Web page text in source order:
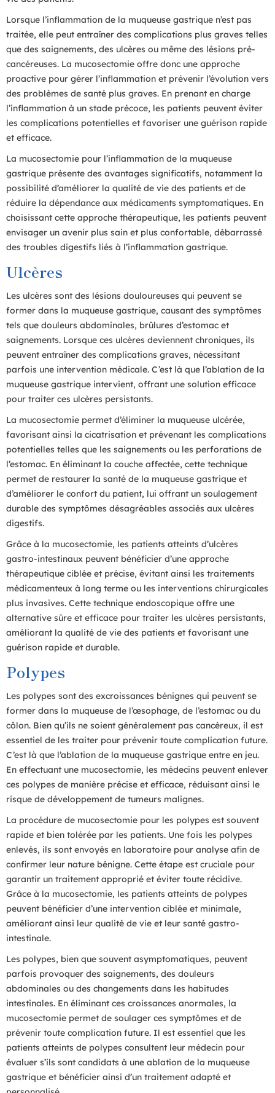
Lorsque l’inflammation de la muqueuse gastrique n’est pas
traitée, elle peut entraîner des complications plus graves telles
que des saignements, des ulcères ou même des lésions pré-
cancéreuses. La mucosectomie offre donc une approche
proactive pour gérer l’inflammation et prévenir l’évolution vers
des problèmes de santé plus graves. En prenant en charge
l’inflammation à un stade précoce, les patients peuvent éviter
les complications potentielles et favoriser une guérison rapide
et efficace.
La mucosectomie pour l’inflammation de la muqueuse
gastrique présente des avantages significatifs, notamment la
possibilité d’améliorer la qualité de vie des patients et de
réduire la dépendance aux médicaments symptomatiques. En
choisissant cette approche thérapeutique, les patients peuvent
envisager un avenir plus sain et plus confortable, débarrassé
des troubles digestifs liés à l’inflammation gastrique.
Ulcères
Les ulcères sont des lésions douloureuses qui peuvent se
former dans la muqueuse gastrique, causant des symptômes
tels que douleurs abdominales, brûlures d’estomac et
saignements. Lorsque ces ulcères deviennent chroniques, ils
peuvent entraîner des complications graves, nécessitant
parfois une intervention médicale. C’est là que l’ablation de la
muqueuse gastrique intervient, offrant une solution efficace
pour traiter ces ulcères persistants.
La mucosectomie permet d’éliminer la muqueuse ulcérée,
favorisant ainsi la cicatrisation et prévenant les complications
potentielles telles que les saignements ou les perforations de
l’estomac. En éliminant la couche affectée, cette technique
permet de restaurer la santé de la muqueuse gastrique et
d’améliorer le confort du patient, lui offrant un soulagement
durable des symptômes désagréables associés aux ulcères
digestifs.
Grâce à la mucosectomie, les patients atteints d’ulcères
gastro-intestinaux peuvent bénéficier d’une approche
thérapeutique ciblée et précise, évitant ainsi les traitements
médicamenteux à long terme ou les interventions chirurgicales
plus invasives. Cette technique endoscopique offre une
alternative sûre et efficace pour traiter les ulcères persistants,
améliorant la qualité de vie des patients et favorisant une
guérison rapide et durable.
Polypes
Les polypes sont des excroissances bénignes qui peuvent se
former dans la muqueuse de l’œsophage, de l’estomac ou du
côlon. Bien qu’ils ne soient généralement pas cancéreux, il est
essentiel de les traiter pour prévenir toute complication future.
C’est là que l’ablation de la muqueuse gastrique entre en jeu.
En effectuant une mucosectomie, les médecins peuvent enlever
ces polypes de manière précise et efficace, réduisant ainsi le
risque de développement de tumeurs malignes.
La procédure de mucosectomie pour les polypes est souvent
rapide et bien tolérée par les patients. Une fois les polypes
enlevés, ils sont envoyés en laboratoire pour analyse afin de
confirmer leur nature bénigne. Cette étape est cruciale pour
garantir un traitement approprié et éviter toute récidive.
Grâce à la mucosectomie, les patients atteints de polypes
peuvent bénéficier d’une intervention ciblée et minimale,
améliorant ainsi leur qualité de vie et leur santé gastro-
intestinale.
Les polypes, bien que souvent asymptomatiques, peuvent
parfois provoquer des saignements, des douleurs
abdominales ou des changements dans les habitudes
intestinales. En éliminant ces croissances anormales, la
mucosectomie permet de soulager ces symptômes et de
prévenir toute complication future. Il est essentiel que les
patients atteints de polypes consultent leur médecin pour
évaluer s’ils sont candidats à une ablation de la muqueuse
gastrique et bénéficier ainsi d’un traitement adapté et